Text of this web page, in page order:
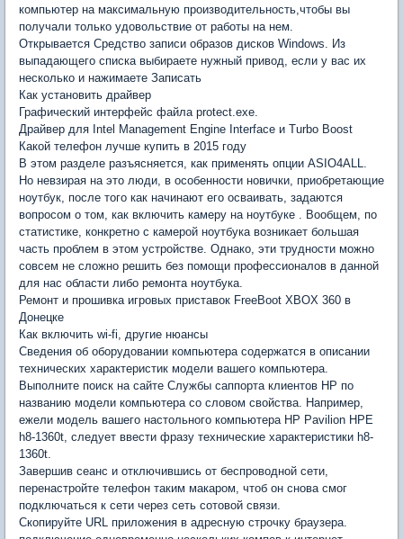
компьютер на максимальную производительность,чтобы вы
получали только удовольствие от работы на нем.
Открывается Средство записи образов дисков Windows. Из
выпадающего списка выбираете нужный привод, если у вас их
несколько и нажимаете Записать
Как установить драйвер
Графический интерфейс файла protect.exe.
Драйвер для Intel Management Engine Interface и Turbo Boost
Какой телефон лучше купить в 2015 году
В этом разделе разъясняется, как применять опции ASIO4ALL.
Но невзирая на это люди, в особенности новички, приобретающие
ноутбук, после того как начинают его осваивать, задаются
вопросом о том, как включить камеру на ноутбуке . Вообщем, по
статистике, конкретно с камерой ноутбука возникает большая
часть проблем в этом устройстве. Однако, эти трудности можно
совсем не сложно решить без помощи профессионалов в данной
для нас области либо ремонта ноутбука.
Ремонт и прошивка игровых приставок FreeBoot XBOX 360 в
Донецке
Как включить wi-fi, другие нюансы
Сведения об оборудовании компьютера содержатся в описании
технических характеристик модели вашего компьютера.
Выполните поиск на сайте Службы саппорта клиентов HP по
названию модели компьютера со словом свойства. Например,
ежели модель вашего настольного компьютера HP Pavilion HPE
h8-1360t, следует ввести фразу технические характеристики h8-
1360t.
Завершив сеанс и отключившись от беспроводной сети,
перенастройте телефон таким макаром, чтоб он снова смог
подключаться к сети через сеть сотовой связи.
Скопируйте URL приложения в адресную строчку браузера.